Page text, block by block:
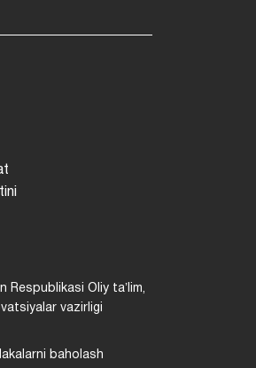
Respublikasi Oliy taʼlim,
vazirligi
baholash